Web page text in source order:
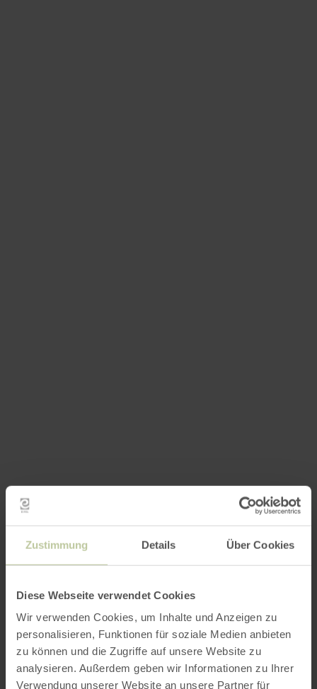
Zustimmung Details Über Cookies
Diese Webseite verwendet Cookies
Wir verwenden Cookies, um Inhalte und Anzeigen zu
personalisieren, Funktionen für soziale Medien anbieten
zu können und die Zugriffe auf unsere Website zu
analysieren. Außerdem geben wir Informationen zu Ihrer
Verwendung unserer Website an unsere Partner für